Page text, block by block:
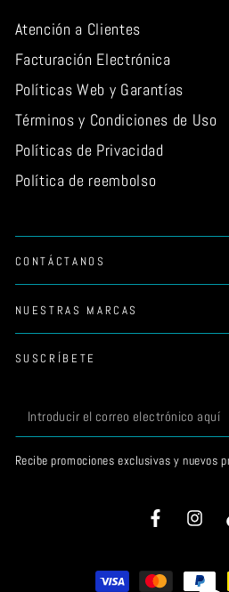
Atención a Clientes
Facturación Electrónica
Políticas Web y Garantías
Términos y Condiciones de Uso
Políticas de Privacidad
Política de reembolso
CONTÁCTANOS
NUESTRAS MARCAS
SUSCRÍBETE
Introducir
el
correo
Recibe promociones exclusivas y nuevos
Facebook